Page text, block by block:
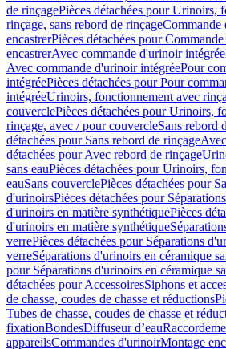
de rinçagePièces détachées pour Urinoirs,
rinçage, sans rebord de rinçageCommande
encastrerPièces détachées pour
encastrerAvec commande d'urinoir intégrée
Avec commande d'urinoir intégréePour
intégréePièces détachées pour Pour
intégréeUrinoirs, fonctionnement avec
couverclePièces détachées pour Urinoirs,
rinçage, avec / pour couvercleSans rebord
détachées pour Sans rebord de rinçage
détachées pour Avec rebord de rinçage
sans eauPièces détachées pour Urinoirs,
eauSans couverclePièces détachées pour
d'urinoirsPièces détachées pour
d'urinoirs en matière synthétiquePièces
d'urinoirs en matière synthétique
verrePièces détachées pour Séparations
verreSéparations d'urinoirs en céramique
pour Séparations d'urinoirs en céramique
détachées pour AccessoiresSiphons et
de chasse, coudes de chasse et réductions
Tubes de chasse, coudes de chasse et
fixationBondesDiffuseur d’eau
appareilsCommandes d'urinoirMontage